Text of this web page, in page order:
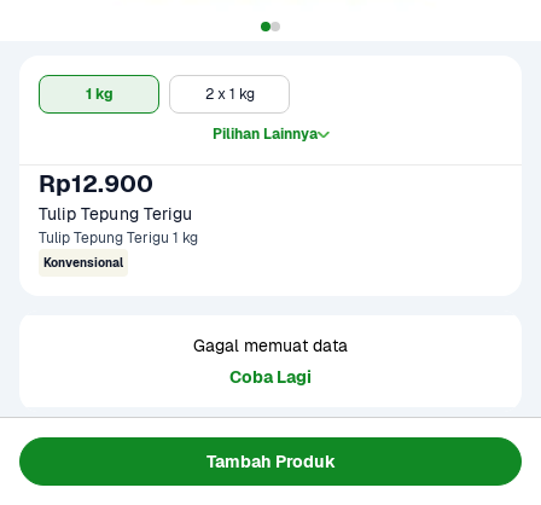
Tambah Produk
1 kg 2 x 1 kg
Pilihan Lainnya
Rp12.900
Tulip Tepung Terigu
Tulip Tepung Terigu 1 kg
Konvensional
Gagal memuat data
Coba Lagi
Informasi Produk
Tulip Tepung Terigu 1 kg adalah tepung serbaguna